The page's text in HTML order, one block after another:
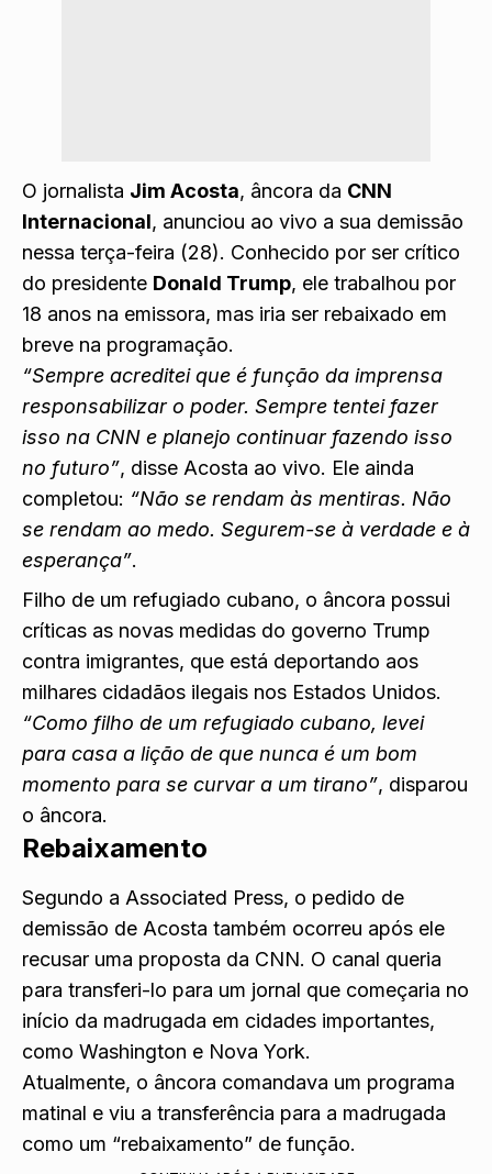
O jornalista Jim Acosta, âncora da CNN
Internacional, anunciou ao vivo a sua demissão
nessa terça-feira (28). Conhecido por ser crítico
do presidente Donald Trump, ele trabalhou por
18 anos na emissora, mas iria ser rebaixado em
breve na programação.
“Sempre acreditei que é função da imprensa
responsabilizar o poder. Sempre tentei fazer
isso na CNN e planejo continuar fazendo isso
no futuro”, disse Acosta ao vivo. Ele ainda
completou: “Não se rendam às mentiras. Não
se rendam ao medo. Segurem-se à verdade e à
esperança”.
Filho de um refugiado cubano, o âncora possui
críticas as novas medidas do governo Trump
contra imigrantes, que está deportando aos
milhares cidadãos ilegais nos Estados Unidos.
“Como filho de um refugiado cubano, levei
para casa a lição de que nunca é um bom
momento para se curvar a um tirano”, disparou
o âncora.
Rebaixamento
Segundo a Associated Press, o pedido de
demissão de Acosta também ocorreu após ele
recusar uma proposta da CNN. O canal queria
para transferi-lo para um jornal que começaria no
início da madrugada em cidades importantes,
como Washington e Nova York.
Atualmente, o âncora comandava um programa
matinal e viu a transferência para a madrugada
como um “rebaixamento” de função.